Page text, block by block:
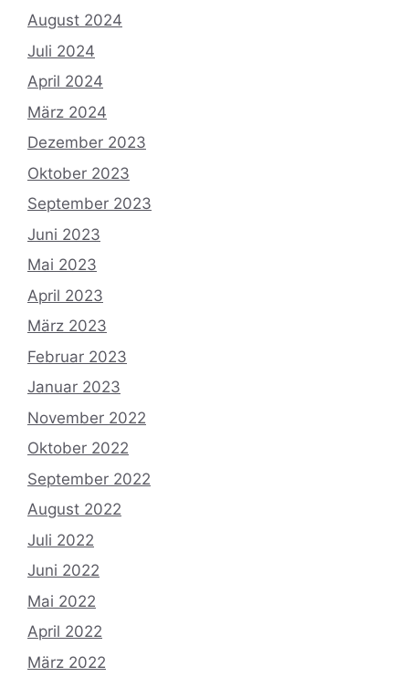
August 2024
Juli 2024
April 2024
März 2024
Dezember 2023
Oktober 2023
September 2023
Juni 2023
Mai 2023
April 2023
März 2023
Februar 2023
Januar 2023
November 2022
Oktober 2022
September 2022
August 2022
Juli 2022
Juni 2022
Mai 2022
April 2022
März 2022